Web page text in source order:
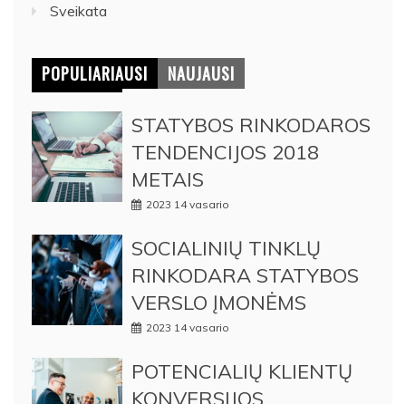
Sveikata
POPULIARIAUSI NAUJAUSI
STATYBOS RINKODAROS
TENDENCIJOS 2018
METAIS
2023 14 vasario
SOCIALINIŲ TINKLŲ
RINKODARA STATYBOS
VERSLO ĮMONĖMS
2023 14 vasario
POTENCIALIŲ KLIENTŲ
KONVERSIJOS